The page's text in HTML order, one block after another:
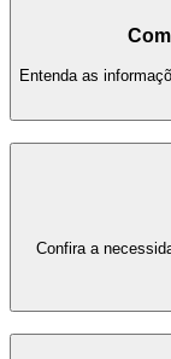
Entenda as
Confira a